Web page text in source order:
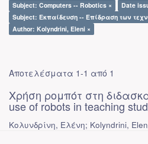
Subject: Computers -- Robotics ×
Date
Subject: Εκπαίδευση -- Επίδραση των
Author: Kolyndrini, Eleni ×
Αποτελέσματα 1-1 από 1
Χρήση ρομπότ στη
use of robots in teaching
Κολυνδρίνη, Ελένη; Kolyndrini,